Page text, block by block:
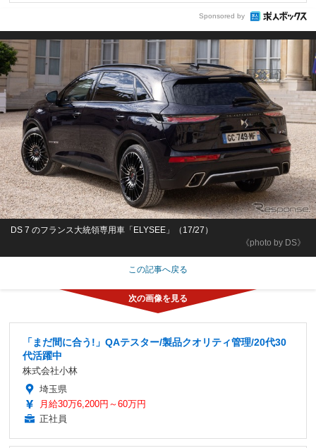
Sponsored by
《photo by DS》
DS 7 のフランス大統領専用車「ELYSEE」（17/27）
この記事へ戻る
「まだ間に合う!」QAテスター/製品クオリティ管理/20代30
代活躍中
株式会社小林
埼玉県
月給30万6,200円～60万円
正社員